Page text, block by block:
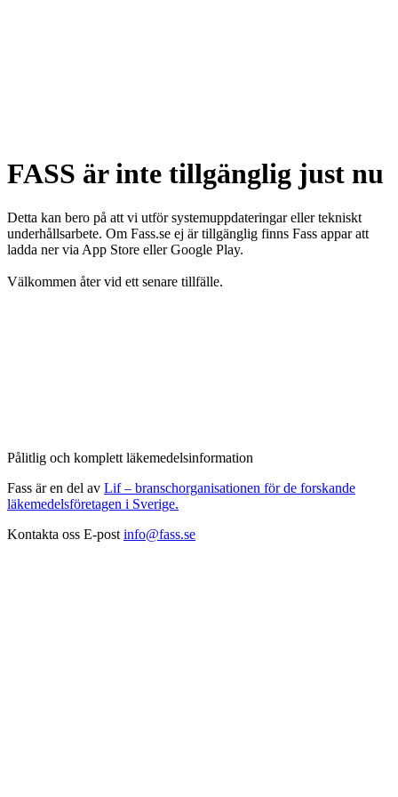
FASS är inte tillgänglig just nu
Detta kan bero på att vi utför systemuppdateringar eller tekniskt
underhållsarbete. Om Fass.se ej är tillgänglig finns Fass appar att
ladda ner via App Store eller Google Play.
Välkommen åter vid ett senare tillfälle.
Pålitlig och komplett läkemedelsinformation
Fass är en del av Lif – branschorganisationen för de forskande
läkemedelsföretagen i Sverige.
Kontakta oss E-post info@fass.se